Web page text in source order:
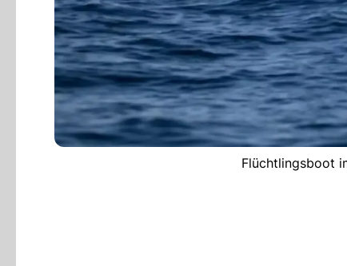
Flüchtlingsboot